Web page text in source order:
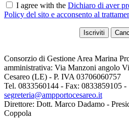
I agree with the Dichiaro di aver
Policy del sito e acconsento al
Consorzio di Gestione Area Marina
amministrativa: Via Manzoni angolo
Cesareo (LE) - P. IVA 03706060757
Tel. 0833560144 - Fax: 0833859105 -
segreteria@ampportocesareo.it
Direttore: Dott. Marco Dadamo -
Coppola